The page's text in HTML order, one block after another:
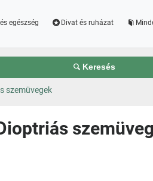
egészség Divat és ruházat
Keresés
szemüvegek